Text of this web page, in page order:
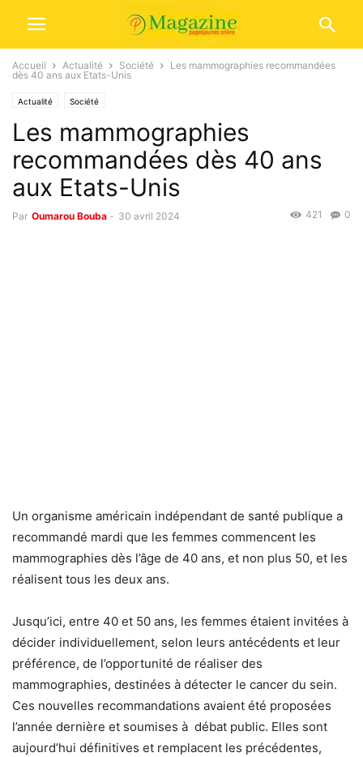
Accueil Actualité Société
Les mammographies recommandées
dès 40 ans aux Etats-Unis
Actualité Société
Les mammographies
recommandées dès 40 ans
aux Etats-Unis
Par Oumarou Bouba - 30 avril 2024 0
421
Un organisme américain indépendant de santé publique a
recommandé mardi que les femmes commencent les
mammographies dès l’âge de 40 ans, et non plus 50, et les
réalisent tous les deux ans.
Jusqu’ici, entre 40 et 50 ans, les femmes étaient invitées à
décider individuellement, selon leurs antécédents et leur
préférence, de l’opportunité de réaliser des
mammographies, destinées à détecter le cancer du sein.
Ces nouvelles recommandations avaient été proposées
l’année dernière et soumises à débat public. Elles sont
aujourd’hui définitives et remplacent les précédentes,